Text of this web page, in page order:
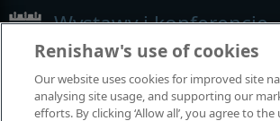
Wystawy i konferencje
Renishaw's use of cookies
Our website uses cookies for improved site
analysing site usage, and supporting our
efforts. By clicking ‘Allow all’, you agree to the